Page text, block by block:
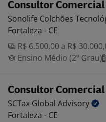
Consultor
Sonolife Colchões
Fortaleza - CE
R$ 6.500,00 a R$
Ensino Médio (2º Grau)
Consultor Comercial
SCTax Global Advisory
Fortaleza - CE